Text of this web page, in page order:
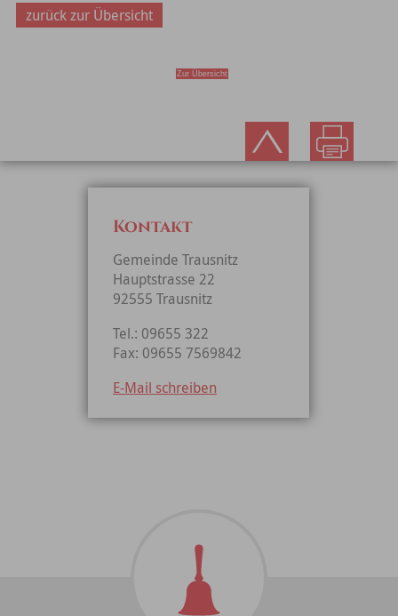
zurück zur Übersicht
Zur Übersicht
Kontakt
Gemeinde Trausnitz
Hauptstrasse 22
92555 Trausnitz
Tel.: 09655 322
Fax: 09655 7569842
E-Mail schreiben